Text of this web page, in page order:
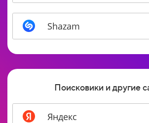
Shazam
Поисковики и другие
Яндекс